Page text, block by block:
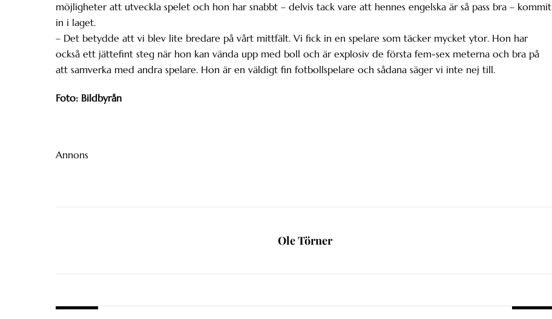
möjligheter att utveckla spelet och hon har snabbt – delvis tack vare att hennes engelska är så pass bra – kommit
in i laget.
– Det betydde att vi blev lite bredare på vårt mittfält. Vi fick in en spelare som täcker mycket ytor. Hon har
också ett jättefint steg när hon kan vända upp med boll och är explosiv de första fem-sex meterna och bra på
att samverka med andra spelare. Hon är en väldigt fin fotbollspelare och sådana säger vi inte nej till.
Foto: Bildbyrån
Annons
Ole Törner